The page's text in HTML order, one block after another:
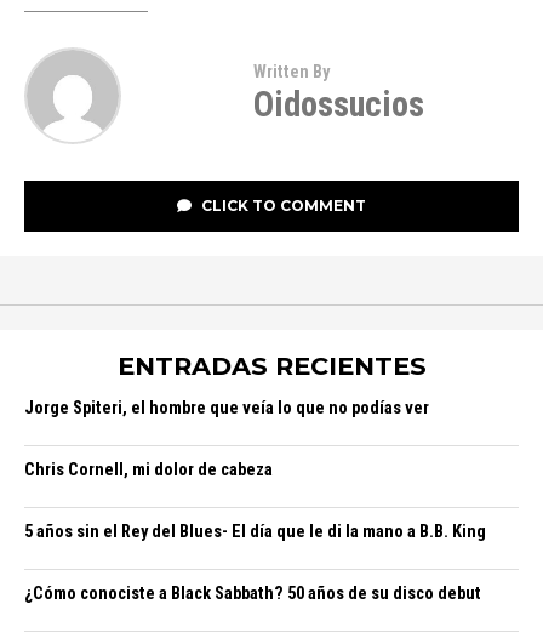
Written By
Oidossucios
CLICK TO COMMENT
ENTRADAS RECIENTES
Jorge Spiteri, el hombre que veía lo que no podías ver
Chris Cornell, mi dolor de cabeza
5 años sin el Rey del Blues- El día que le di la mano a B.B. King
¿Cómo conociste a Black Sabbath? 50 años de su disco debut